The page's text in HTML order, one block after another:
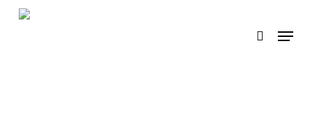
Skip
search
Menu